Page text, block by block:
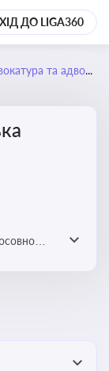
ДО LIGA360
та адвокатська діяльність